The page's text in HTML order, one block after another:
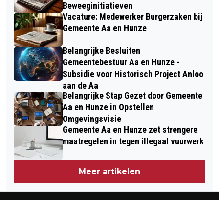
Beweeginitiatieven
Vacature: Medewerker Burgerzaken bij
Gemeente Aa en Hunze
Belangrijke Besluiten
Gemeentebestuur Aa en Hunze -
Subsidie voor Historisch Project Anloo
aan de Aa
Belangrijke Stap Gezet door Gemeente
Aa en Hunze in Opstellen
Omgevingsvisie
Gemeente Aa en Hunze zet strengere
maatregelen in tegen illegaal vuurwerk
Meer artikelen